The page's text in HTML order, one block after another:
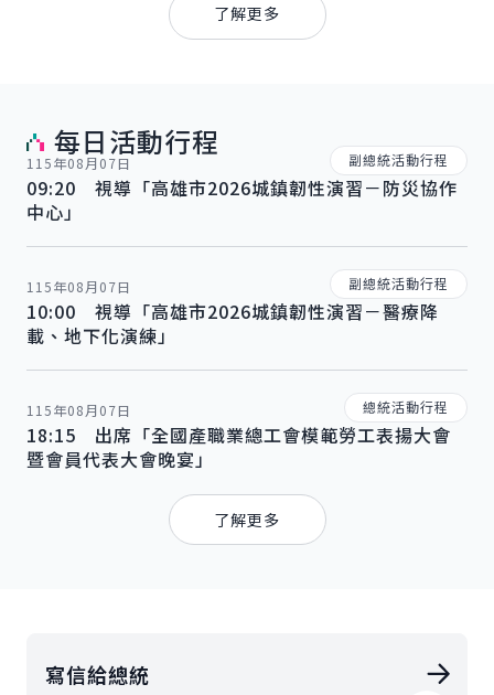
了解更多 總統府新聞
每日活動行程
了解更多 每日活動行程
115年08月07日 副總統活動行程
09:20 視導「高雄市2026城鎮韌性演習－防災協作
中心」
115年08月07日 副總統活動行程
10:00 視導「高雄市2026城鎮韌性演習－醫療降
載、地下化演練」
115年08月07日 總統活動行程
18:15 出席「全國產職業總工會模範勞工表揚大會
暨會員代表大會晚宴」
寫信給總統